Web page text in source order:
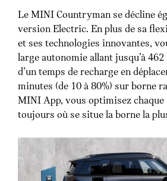
Le MINI Countryman se décline
version Electric. En plus de sa
et ses technologies innovantes,
large autonomie allant jusqu’à 462
d’un temps de recharge en
minutes (de 10 à 80%) sur borne
MINI App, vous optimisez
toujours où se situe la borne la